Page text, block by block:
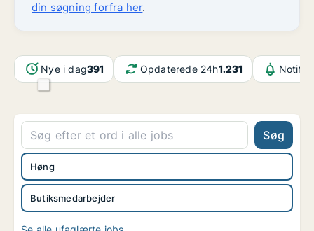
din søgning forfra her.
Nye i dag391 Opdaterede 24h1.231
Søg
Butiksmedarbejder
Høng